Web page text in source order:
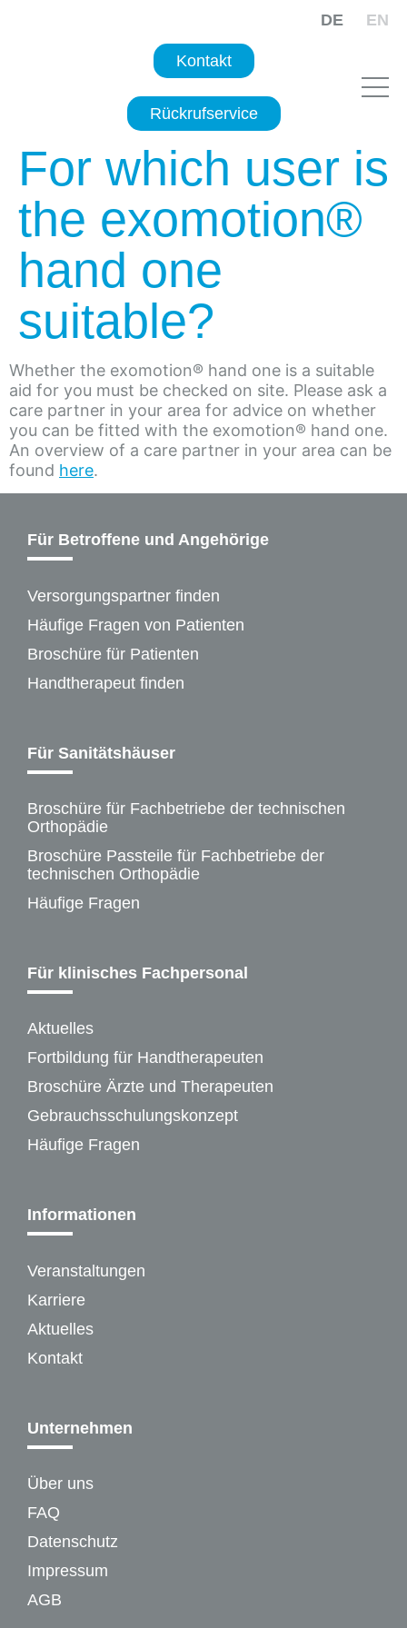
DE EN
Kontakt
Rückrufservice
For which user is
the exomotion®
hand one
suitable?
Whether the exomotion® hand one is a suitable
aid for you must be checked on site. Please ask a
care partner in your area for advice on whether
you can be fitted with the exomotion® hand one.
An overview of a care partner in your area can be
found here.
Für Betroffene und Angehörige
Versorgungspartner finden
Häufige Fragen von Patienten
Broschüre für Patienten
Handtherapeut finden
Für Sanitätshäuser
Broschüre für Fachbetriebe der technischen
Orthopädie
Broschüre Passteile für Fachbetriebe der
technischen Orthopädie
Häufige Fragen
Für klinisches Fachpersonal
Aktuelles
Fortbildung für Handtherapeuten
Broschüre Ärzte und Therapeuten
Gebrauchsschulungskonzept
Häufige Fragen
Informationen
Veranstaltungen
Karriere
Aktuelles
Kontakt
Unternehmen
Über uns
FAQ
Datenschutz
Impressum
AGB